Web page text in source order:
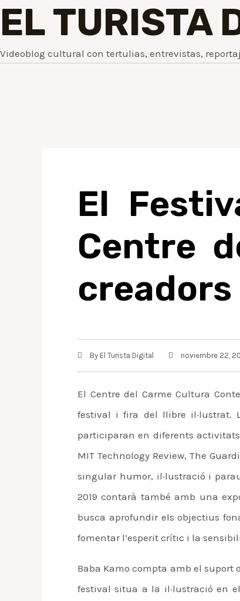
EL TURISTA
Videoblog cultural con tertulias, entrevistas,
El
Centre
creadors
By El Turista Digital noviembre 22,
El Centre del Carme Cultura
festival i fira del llibre il·lustrat.
participaran en diferents
MIT Technology Review, The
singular humor, il·lustració i
2019 contarà també amb una
busca aprofundir els objectius
fomentar l’esperit crític i la
Baba Kamo compta amb el suport
festival situa a la il·lustració en